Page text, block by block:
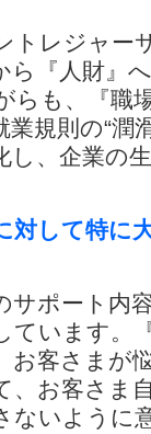
トレジャー
ら『人財』
らも、『職
業規則の“潤
し、企業の
対して特に
サポート内
ています。
お客さまが
、お客さま
ないように